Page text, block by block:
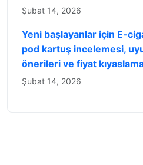
Şubat 14, 2026
Yeni başlayanlar için E-
pod kartuş incelemesi,
önerileri ve fiyat
Şubat 14, 2026